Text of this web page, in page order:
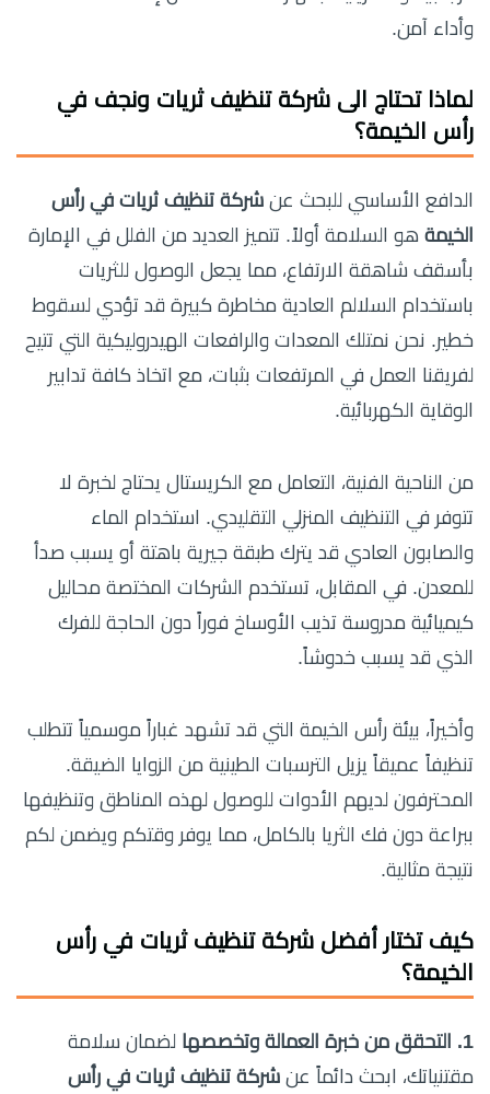
وأداء آمن.
لماذا تحتاج الى شركة تنظيف ثريات ونجف في
رأس الخيمة؟
الدافع الأساسي للبحث عن شركة تنظيف ثريات في رأس
الخيمة هو السلامة أولاً. تتميز العديد من الفلل في الإمارة
بأسقف شاهقة الارتفاع، مما يجعل الوصول للثريات
باستخدام السلالم العادية مخاطرة كبيرة قد تؤدي لسقوط
خطير. نحن نمتلك المعدات والرافعات الهيدروليكية التي تتيح
لفريقنا العمل في المرتفعات بثبات، مع اتخاذ كافة تدابير
الوقاية الكهربائية.
من الناحية الفنية، التعامل مع الكريستال يحتاج لخبرة لا
تتوفر في التنظيف المنزلي التقليدي. استخدام الماء
والصابون العادي قد يترك طبقة جيرية باهتة أو يسبب صدأ
للمعدن. في المقابل، تستخدم الشركات المختصة محاليل
كيميائية مدروسة تذيب الأوساخ فوراً دون الحاجة للفرك
الذي قد يسبب خدوشاً.
وأخيراً، بيئة رأس الخيمة التي قد تشهد غباراً موسمياً تتطلب
تنظيفاً عميقاً يزيل الترسبات الطينية من الزوايا الضيقة.
المحترفون لديهم الأدوات للوصول لهذه المناطق وتنظيفها
ببراعة دون فك الثريا بالكامل، مما يوفر وقتكم ويضمن لكم
نتيجة مثالية.
كيف تختار أفضل شركة تنظيف ثريات في رأس
الخيمة؟
1. التحقق من خبرة العمالة وتخصصها
لضمان سلامة
مقتنياتك، ابحث دائماً عن شركة تنظيف ثريات في رأس